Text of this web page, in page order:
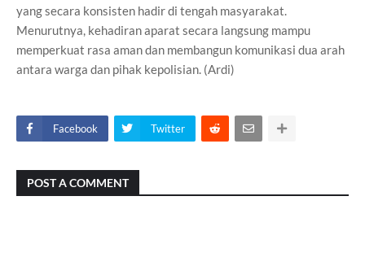
yang secara konsisten hadir di tengah masyarakat.
Menurutnya, kehadiran aparat secara langsung mampu
memperkuat rasa aman dan membangun komunikasi dua arah
antara warga dan pihak kepolisian. (Ardi)
Facebook Twitter
POST A COMMENT